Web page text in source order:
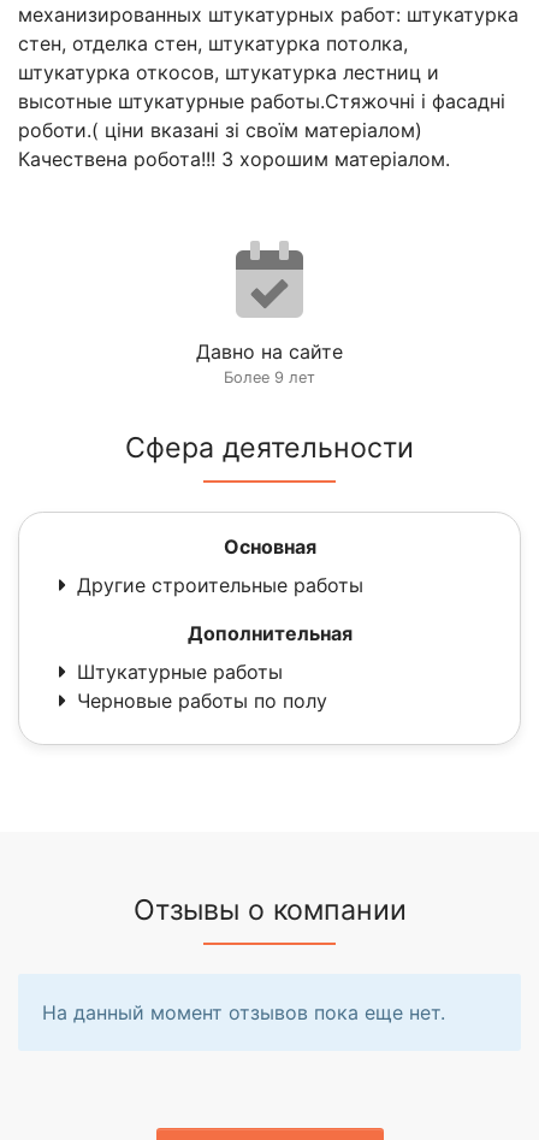
механизированных штукатурных работ: штукатурка
стен, отделка стен, штукатурка потолка,
штукатурка откосов, штукатурка лестниц и
высотные штукатурные работы.Стяжочні і фасадні
роботи.( ціни вказані зі своїм матеріалом)
Качествена робота!!! З хорошим матеріалом.
Давно на сайте
Более 9 лет
Сфера деятельности
Основная
Другие строительные работы
Дополнительная
Штукатурные работы
Черновые работы по полу
Отзывы о компании
На данный момент отзывов пока еще нет.